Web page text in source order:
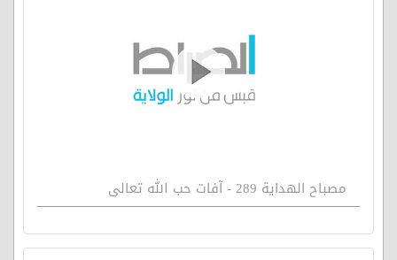
مصباح الهداية 289 - آفات حب الله تعالى